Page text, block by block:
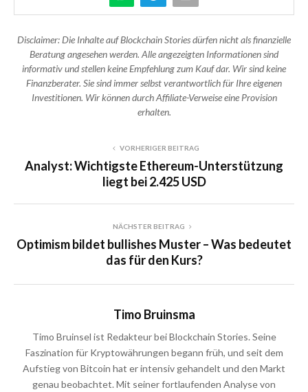
Disclaimer: Die Inhalte auf Blockchain Stories dürfen nicht als finanzielle
Beratung angesehen werden. Alle angezeigten Informationen sind
informativ und stellen keine Empfehlung zum Kauf dar. Wir sind keine
Finanzberater. Sie sind immer selbst verantwortlich für Ihre eigenen
Investitionen. Wir können durch Affiliate-Verweise eine Provision
erhalten.
VORHERIGER BEITRAG
Analyst: Wichtigste Ethereum-Unterstützung
liegt bei 2.425 USD
NÄCHSTER BEITRAG
Optimism bildet bullishes Muster – Was bedeutet
das für den Kurs?
Timo Bruinsma
Timo Bruinsel ist Redakteur bei Blockchain Stories. Seine
Faszination für Kryptowährungen begann früh, und seit dem
Aufstieg von Bitcoin hat er intensiv gehandelt und den Markt
genau beobachtet. Mit seiner fortlaufenden Analyse von